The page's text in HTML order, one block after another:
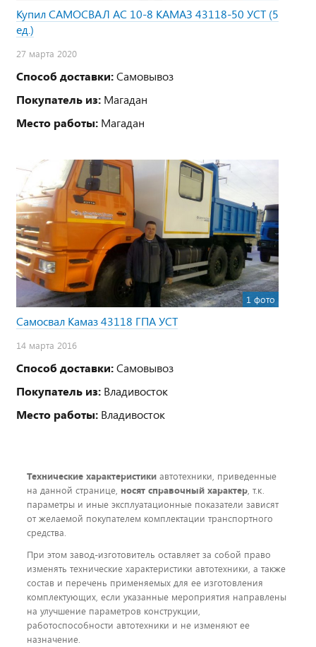
Купил САМОСВАЛ АС 10-8 КАМАЗ 43118-50 УСТ (5
ед.)
27 марта 2020
Способ доставки:Самовывоз
Покупатель из: Магадан
Место работы: Магадан
1 фото
Самосвал Камаз 43118 ГПА УСТ
14 марта 2016
Способ доставки:Самовывоз
Покупатель из: Владивосток
Место работы: Владивосток
Технические характеристики автотехники, приведенные
на данной странице, носят справочный характер, т.к.
параметры и иные эксплуатационные показатели зависят
от желаемой покупателем комплектации транспортного
средства.
При этом завод-изготовитель оставляет за собой право
изменять технические характеристики автотехники, а также
состав и перечень применяемых для ее изготовления
комплектующих, если указанные мероприятия направлены
на улучшение параметров конструкции,
работоспособности автотехники и не изменяют ее
назначение.